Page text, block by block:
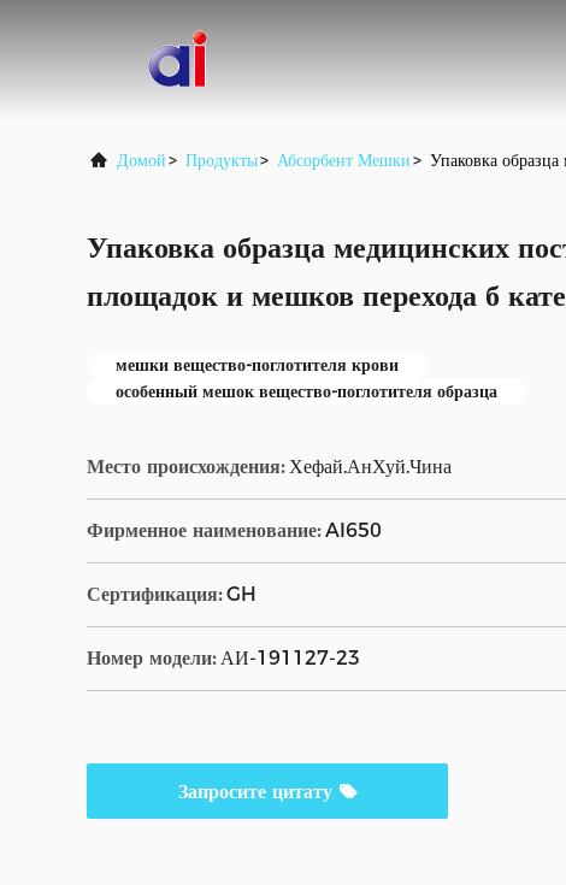
Домой> Продукты> Абсорбент Мешки> Упаковка
Упаковка образца медицинских
площадок и мешков перехода б
мешки вещество-поглотителя крови
особенный мешок вещество-поглотителя образца
Место происхождения: Хефай.АнХуй.Чина
Фирменное наименование: AI650
Сертификация: GH
Номер модели: АИ-191127-23
Запросите цитату